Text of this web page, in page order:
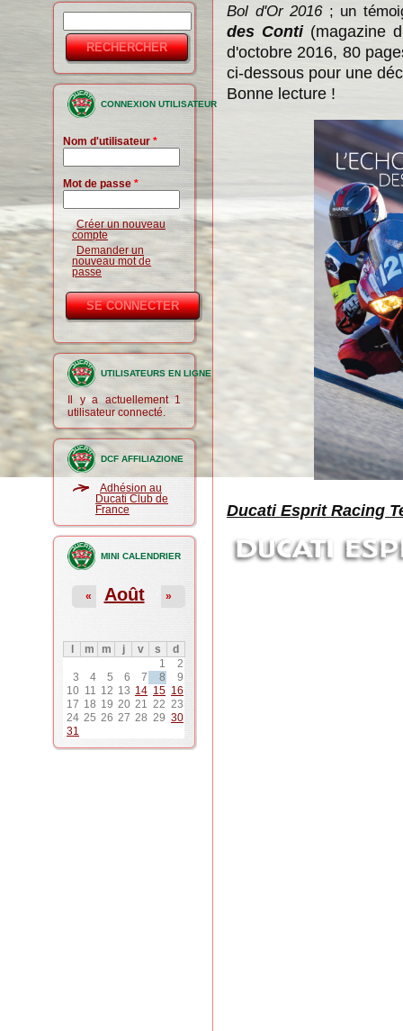
Formulaire
de
recherche
CONNEXION UTILISATEUR
Nom d'utilisateur *
Mot de passe *
Créer un nouveau
compte
Demander un
nouveau mot de
passe
UTILISATEURS EN LIGNE
Il y a actuellement 1
utilisateur connecté.
DCF AFFILIAZIONE
Adhésion au
Ducati Club de
France
MINI CALENDRIER
Août
« »
m m j v s
d
1
2
3
4 5 6 7 8
9
10 11 12 13 14 15 16
17 18 19 20 21 22 23
24 25 26 27 28 29 30
31
Bol d'Or 2016; un
des Conti(magazine
d'octobre 2016, 80
ci-dessous pour une
Bonne lecture !
Ducati Esprit Racing